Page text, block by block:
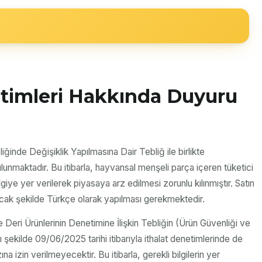
Hakkında Duyuru
Değişiklik Yapılmasına Dair Tebliğ ile birlikte
Bu itibarla, hayvansal menşeli parça içeren tüketici
yer verilerek piyasaya arz edilmesi zorunlu kılınmıştır. Satın
şekilde Türkçe olarak yapılması gerekmektedir.
Ürünlerinin Denetimine İlişkin Tebliğin (Ürün Güvenliği ve
09/06/2025 tarihi itibarıyla ithalat denetimlerinde de
izin verilmeyecektir. Bu itibarla, gerekli bilgilerin yer